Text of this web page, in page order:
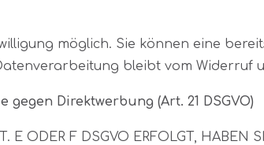
möglich. Sie können eine
bleibt vom Widerruf
Direktwerbung (Art. 21 DSGVO)
E ODER F DSGVO ERFOLGT, HABEN